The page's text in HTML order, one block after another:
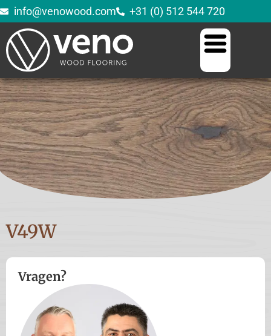
info@venowood.com +31 (0) 512 544 720
V49W
Vragen?